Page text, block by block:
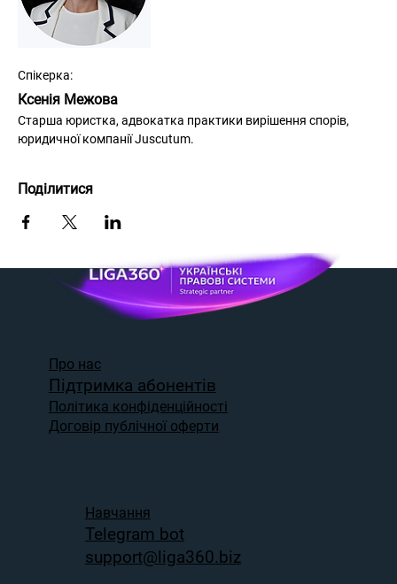
Спікерка:
Ксенія Межова
Старша юристка, адвокатка практики вирішення спорів,
юридичної компанії Juscutum.
Поділитися
Про нас
Підтримка абонентів
Політика конфіденційності
Договір публічної оферти
Навчання
Telegram bot
support@liga360.biz